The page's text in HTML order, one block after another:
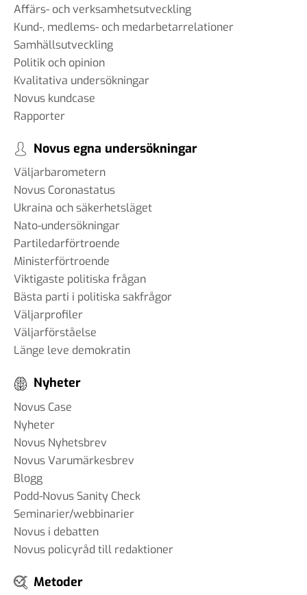
Affärs- och verksamhetsutveckling
Kund-, medlems- och medarbetarrelationer
Samhällsutveckling
Politik och opinion
Kvalitativa undersökningar
Novus kundcase
Rapporter
Novus egna undersökningar
Väljarbarometern
Novus Coronastatus
Ukraina och säkerhetsläget
Nato-undersökningar
Partiledarförtroende
Ministerförtroende
Viktigaste politiska frågan
Bästa parti i politiska sakfrågor
Väljarprofiler
Väljarförståelse
Länge leve demokratin
Nyheter
Novus Case
Nyheter
Novus Nyhetsbrev
Novus Varumärkesbrev
Blogg
Podd-Novus Sanity Check
Seminarier/webbinarier
Novus i debatten
Novus policyråd till redaktioner
Metoder